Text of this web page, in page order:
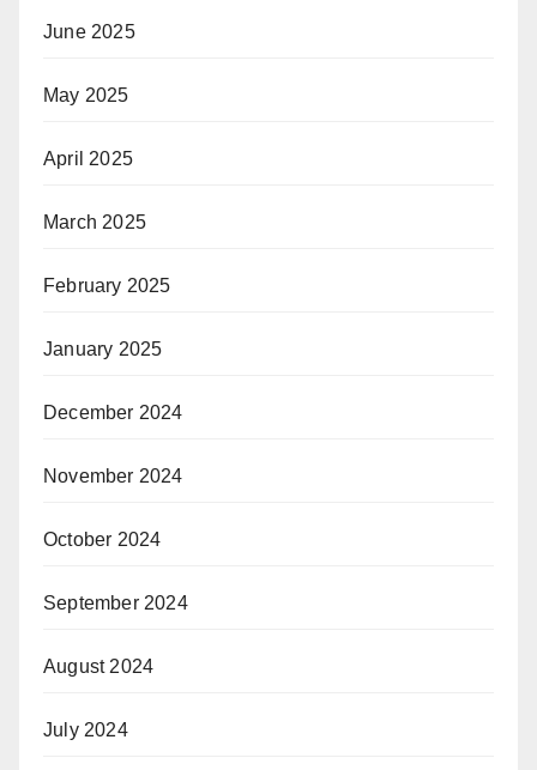
June 2025
May 2025
April 2025
March 2025
February 2025
January 2025
December 2024
November 2024
October 2024
September 2024
August 2024
July 2024